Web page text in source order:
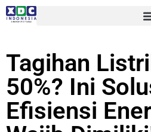
Tagihan
50%? Ini
Efisiensi